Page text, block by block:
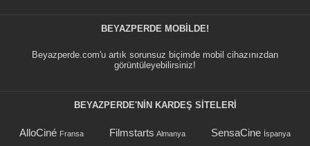
BEYAZPERDE MOBILDE!
Beyazperde.com'u artık sorunsuz biçimde mobil cihazınızdan
görüntüleyebilirsiniz!
BEYAZPERDE'NIN KARDEŞ SİTELERİ
AlloCiné Fransa Filmstarts Almanya SensaCine İspanya